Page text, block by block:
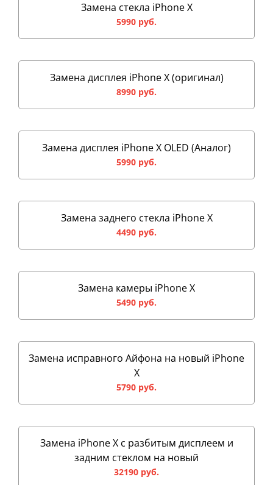
Замена стекла iPhone X
5990 руб.
Замена дисплея iPhone X (оригинал)
8990 руб.
Замена дисплея iPhone X OLED (Аналог)
5990 руб.
Замена заднего стекла iPhone X
4490 руб.
Замена камеры iPhone X
5490 руб.
Замена исправного Айфона на новый iPhone
X
5790 руб.
Замена iPhone X с разбитым дисплеем и
задним стеклом на новый
32190 руб.